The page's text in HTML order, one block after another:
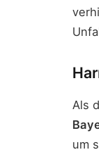
Als
um